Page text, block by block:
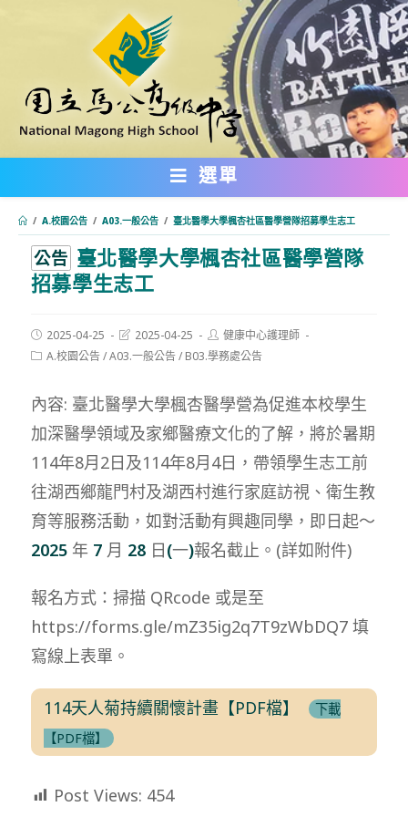
內
選單
/ A.校園公告 / A03.一般公告 / 臺北醫學大學楓杏社區醫學營隊招募學生志工
公告 臺北醫學大學楓杏社區醫學營隊
招募學生志工
Post
published:
2025-04-25
Post
modified:
2025-04-25
Post
author:
健康中心護理師
PostA.校園公告/A03.一般公告/ B03.學務處公告
內容: 臺北醫學大學楓杏醫學營為促進本校學生
加深醫學領域及家鄉醫療文化的了解，將於暑期
114年8月2日及114年8月4日，帶領學生志工前
往湖西鄉龍門村及湖西村進行家庭訪視、衛生教
育等服務活動，如對活動有興趣同學，即日起～
2025 年 7 月 28 日(一)報名截止。(詳如附件)
報名方式：掃描 QRcode 或是至
https://forms.gle/mZ35ig2q7T9zWbDQ7 填
寫線上表單。
114天人菊持續關懷計畫【PDF檔】
下載
【PDF檔】
Post Views: 454